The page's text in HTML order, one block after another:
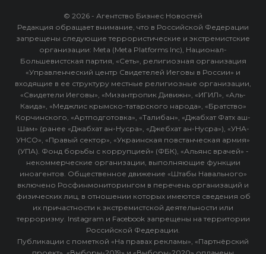
© 2026 - Агентство Бизнес Новостей
Редакция обращает внимание, что в Российской Федерации
запрещены следующие террористические и экстремистские
организации: Meta (Meta Platforms Inc), Национал-
Большевистская партия, «Сеть», религиозная организация
«Управленческий центр Свидетелей Иеговы в России» и
входящие в ее структуру местные религиозные организации,
«Свидетели Иеговы», «Мизантропик Дивижн», «ИГИЛ», «Аль-
Каида», «Меджлис крымско-татарского народа», «Братство»
Корчинского, «Артподготовка», «Талибан», «Джабхат Фатх аш-
Шам» (ранее «Джабхат ан-Нусра», «Джебхат ан-Нусра»), «УНА-
УНСО», «Правый сектор», «Украинская повстанческая армия»
(УПА). Фонд борьбы с коррупцией» (ФБК), «Альянс врачей» -
некоммерческие организации, выполняющие функции
иноагентов. Общественное движение «Штабы Навального»
включено Росфинмониторингом в перечень организаций и
физических лиц, в отношении которых имеются сведения об
их причастности к экстремистской деятельности или
терроризму. Instagram и Facebook запрещены на территории
Российской Федерации.
Публикации с пометкой «На правах рекламы», «Партнёрский